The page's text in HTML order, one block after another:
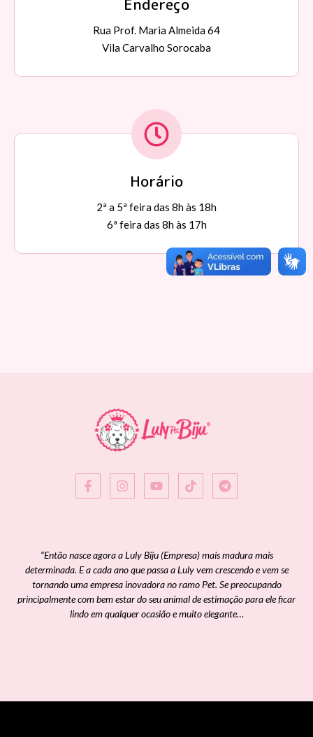
Endereço
Rua Prof. Maria Almeida 64
Vila Carvalho Sorocaba
Horário
2ª a 5ª feira das 8h às 18h
6ª feira das 8h às 17h
“Então nasce agora a Luly Biju (Empresa) mais madura mais
determinada. E a cada ano que passa a Luly vem crescendo e vem se
tornando uma empresa inovadora no ramo Pet. Se preocupando
principalmente com bem estar do seu animal de estimação para ele ficar
lindo em qualquer ocasião e muito elegante…